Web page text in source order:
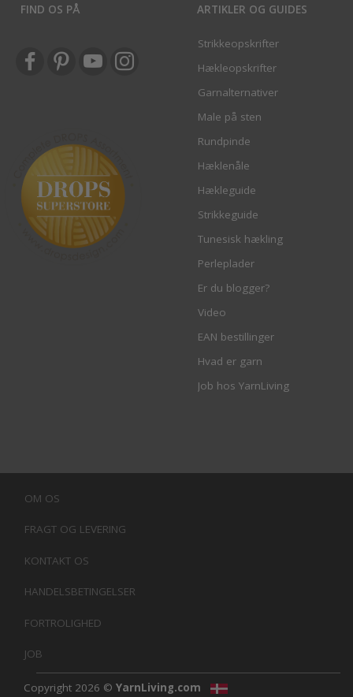
FIND OS PÅ ARTIKLER OG GUIDES
Strikkeopskrifter
Hækleopskrifter
Garnalternativer
Male på sten
Rundpinde
Hæklenåle
Hækleguide
Strikkeguide
Tunesisk hækling
Perleplader
Er du blogger?
Video
EAN bestillinger
Hvad er garn
Job hos YarnLiving
OM OS
FRAGT OG LEVERING
KONTAKT OS
HANDELSBETINGELSER
FORTROLIGHED
JOB
Copyright 2026 © YarnLiving.com